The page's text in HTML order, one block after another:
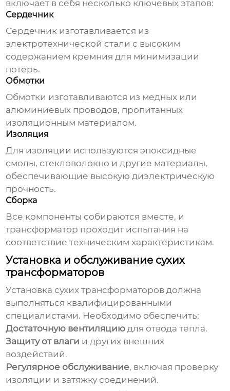
включает в себя несколько ключевых этапов:
Сердечник
Сердечник изготавливается из
электротехнической стали с высоким
содержанием кремния для минимизации
потерь.
Обмотки
Обмотки изготавливаются из медных или
алюминиевых проводов, пропитанных
изоляционным материалом.
Изоляция
Для изоляции используются эпоксидные
смолы, стекловолокно и другие материалы,
обеспечивающие высокую диэлектрическую
прочность.
Сборка
Все компоненты собираются вместе, и
трансформатор проходит испытания на
соответствие техническим характеристикам.
Установка и обслуживание сухих
трансформаторов
Установка сухих трансформаторов должна
выполняться квалифицированными
специалистами. Необходимо обеспечить:
Достаточную вентиляцию для отвода тепла.
Защиту от влаги и других внешних
воздействий.
Регулярное обслуживание, включая проверку
изоляции и затяжку соединений.